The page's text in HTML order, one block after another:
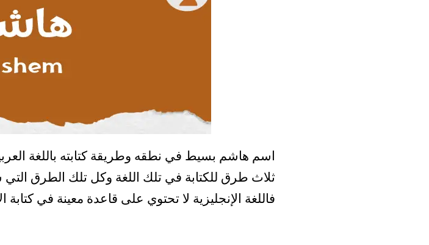
اسم هاشم بسيط في نطقه وطريقة كتابته باللغة
ثلاث طرق للكتابة في تلك اللغة وكل تلك الطرق
فاللغة الإنجليزية لا تحتوي على قاعدة معينة في كتابة